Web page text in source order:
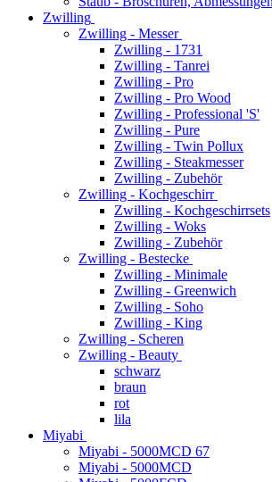
Zwilling
Zwilling - Messer
Zwilling - 1731
Zwilling - Tanrei
Zwilling - Pro
Zwilling - Pro Wood
Zwilling - Professional 'S'
Zwilling - Pure
Zwilling - Twin Pollux
Zwilling - Steakmesser
Zwilling - Zubehör
Zwilling - Kochgeschirr
Zwilling - Kochgeschirrsets
Zwilling - Woks
Zwilling - Zubehör
Zwilling - Bestecke
Zwilling - Minimale
Zwilling - Greenwich
Zwilling - Soho
Zwilling - King
Zwilling - Scheren
Zwilling - Beauty
schwarz
braun
rot
lila
Miyabi
Miyabi - 5000MCD 67
Miyabi - 5000MCD